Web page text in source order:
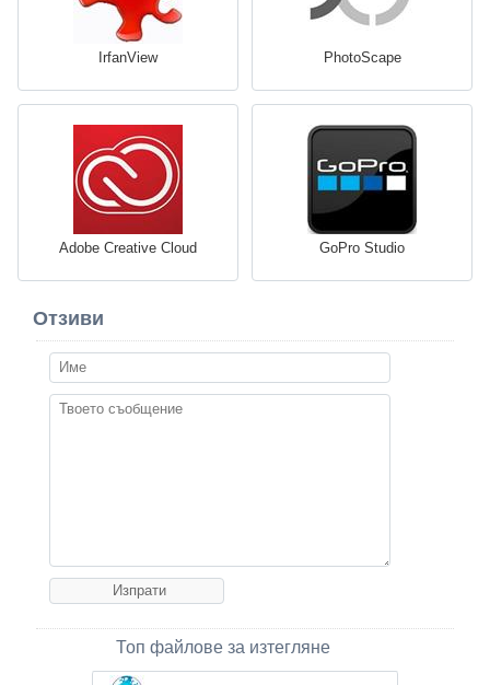
IrfanView PhotoScape
Adobe Creative Cloud GoPro Studio
Отзиви
Топ файлове за изтегляне